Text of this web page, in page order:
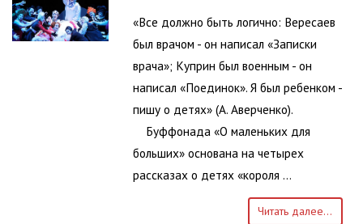
«Все должно быть логично: Вересаев
был врачом - он написал «Записки
врача»; Куприн был военным - он
написал «Поединок». Я был ребенком -
пишу о детях» (А. Аверченко).
Буффонада «О маленьких для
больших» основана на четырех
рассказах о детях «короля …
Читать далее...